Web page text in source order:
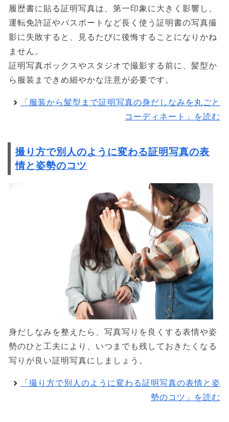
履歴書に貼る証明写真は、第一印象に大きく影響し、
運転免許証やパスポートなど長く使う証明書の写真撮
影に失敗すると、見るたびに後悔することになりかね
ません。
証明写真ボックスやスタジオで撮影する前に、髪型か
ら服装まできめ細やかな注意が必要です。
「服装から髪型まで証明写真の身だしなみを丸ごと
コーディネート」を読む
撮り方で別人のように変わる証明写真の表
情と姿勢のコツ
身だしなみを整えたら、写真写りを良くする表情や姿
勢のひと工夫により、いつまでも残しておきたくなる
写りが良い証明写真にしましょう。
「撮り方で別人のように変わる証明写真の表情と姿
勢のコツ」を読む